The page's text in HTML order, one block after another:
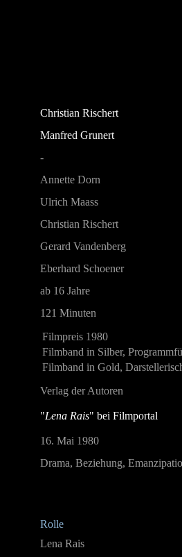
Christian Rischert
Manfred Grunert
-
Annette Dorn
Ulrich Maass
Christian Rischert
Gerard Vandenberg
Eberhard Schoener
ab 16 Jahre
121 Minuten
Filmpreis 1980
Filmband in Silber,
Filmband in Gold,
Verlag der Autoren
"Lena Rais" bei Filmportal
16. Mai 1980
Drama, Beziehung,
Rolle
Lena Rais